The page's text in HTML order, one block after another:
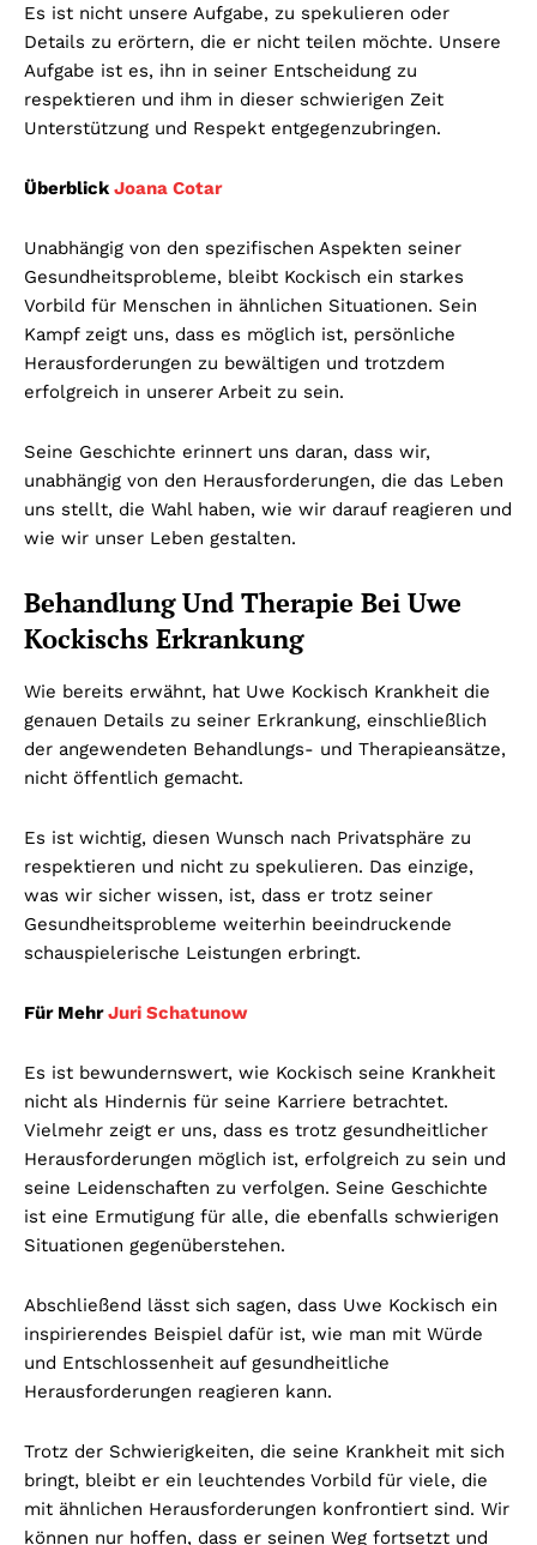
Es ist nicht unsere Aufgabe, zu spekulieren oder
Details zu erörtern, die er nicht teilen möchte. Unsere
Aufgabe ist es, ihn in seiner Entscheidung zu
respektieren und ihm in dieser schwierigen Zeit
Unterstützung und Respekt entgegenzubringen.
Überblick Joana Cotar
Unabhängig von den spezifischen Aspekten seiner
Gesundheitsprobleme, bleibt Kockisch ein starkes
Vorbild für Menschen in ähnlichen Situationen. Sein
Kampf zeigt uns, dass es möglich ist, persönliche
Herausforderungen zu bewältigen und trotzdem
erfolgreich in unserer Arbeit zu sein.
Seine Geschichte erinnert uns daran, dass wir,
unabhängig von den Herausforderungen, die das Leben
uns stellt, die Wahl haben, wie wir darauf reagieren und
wie wir unser Leben gestalten.
Behandlung Und Therapie Bei Uwe
Kockischs Erkrankung
Wie bereits erwähnt, hat Uwe Kockisch Krankheit die
genauen Details zu seiner Erkrankung, einschließlich
der angewendeten Behandlungs- und Therapieansätze,
nicht öffentlich gemacht.
Es ist wichtig, diesen Wunsch nach Privatsphäre zu
respektieren und nicht zu spekulieren. Das einzige,
was wir sicher wissen, ist, dass er trotz seiner
Gesundheitsprobleme weiterhin beeindruckende
schauspielerische Leistungen erbringt.
Für MehrJuri Schatunow
Es ist bewundernswert, wie Kockisch seine Krankheit
nicht als Hindernis für seine Karriere betrachtet.
Vielmehr zeigt er uns, dass es trotz gesundheitlicher
Herausforderungen möglich ist, erfolgreich zu sein und
seine Leidenschaften zu verfolgen. Seine Geschichte
ist eine Ermutigung für alle, die ebenfalls schwierigen
Situationen gegenüberstehen.
Abschließend lässt sich sagen, dass Uwe Kockisch ein
inspirierendes Beispiel dafür ist, wie man mit Würde
und Entschlossenheit auf gesundheitliche
Herausforderungen reagieren kann.
Trotz der Schwierigkeiten, die seine Krankheit mit sich
bringt, bleibt er ein leuchtendes Vorbild für viele, die
mit ähnlichen Herausforderungen konfrontiert sind. Wir
können nur hoffen, dass er seinen Weg fortsetzt und